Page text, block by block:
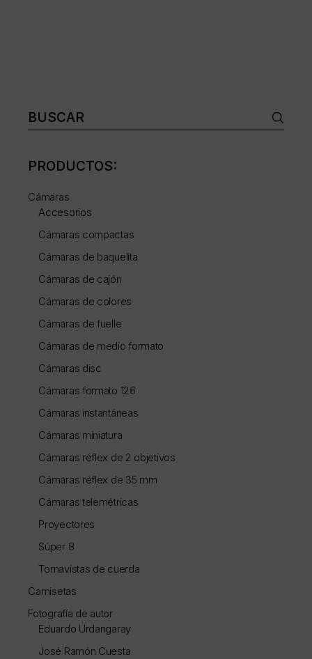
Buscar:
PRODUCTOS:
Cámaras
Accesorios
Cámaras compactas
Cámaras de baquelita
Cámaras de cajón
Cámaras de colores
Cámaras de fuelle
Cámaras de medio formato
Cámaras disc
Cámaras formato 126
Cámaras instantáneas
Cámaras miniatura
Cámaras réflex de 2 objetivos
Cámaras réflex de 35 mm
Cámaras telemétricas
Proyectores
Súper 8
Tomavistas de cuerda
Camisetas
Fotografía de autor
Eduardo Urdangaray
José Ramón Cuesta